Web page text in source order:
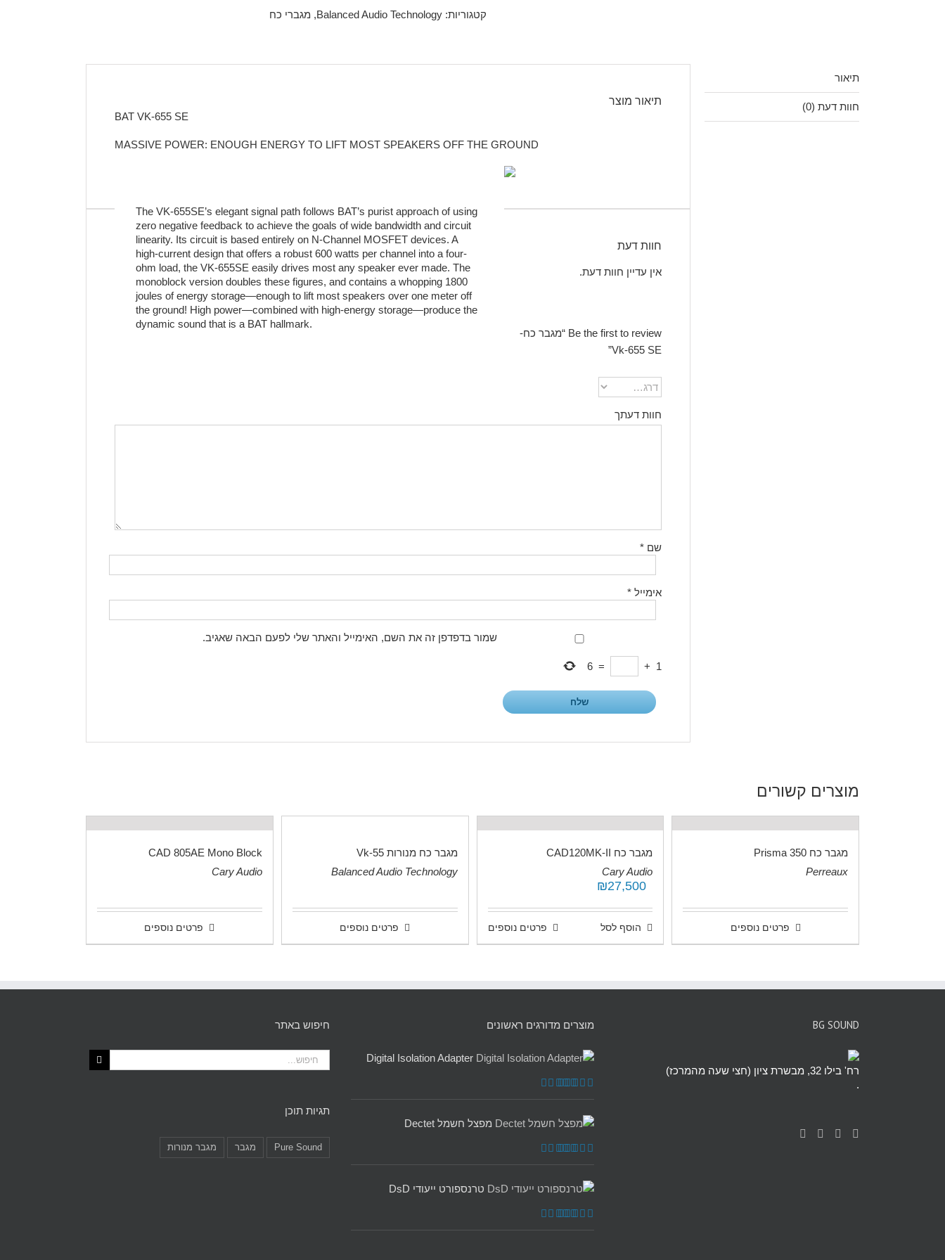
קטגוריות: Balanced Audio Technology
, מגברי כח
תיאור
חוות דעת (0)
תיאור מוצר
BAT VK-655 SE
MASSIVE POWER: ENOUGH ENERGY TO LIFT MOST SPEAKERS OFF THE GROUND
The VK-655SE’s elegant signal path follows BAT’s purist approach of using
zero negative feedback to achieve the goals of wide bandwidth and circuit
linearity. Its circuit is based entirely on N-Channel MOSFET devices. A
high-current design that offers a robust 600 watts per channel into a four-
ohm load, the VK-655SE easily drives most any speaker ever made. The
monoblock version doubles these figures, and contains a whopping 1800
joules of energy storage—enough to lift most speakers over one meter off
the ground! High power—combined with high-energy storage—produce the
dynamic sound that is a BAT hallmark.
חוות דעת
אין עדיין חוות דעת.
Be the first to review “מגבר כח-
Vk-655 SE”
חוות דעתך
שם *
אימייל *
שמור בדפדפן זה את השם, האימייל והאתר שלי לפעם הבאה שאגיב.
1
+
=
6
מוצרים קשורים
מגבר כח Prisma 350
Perreaux
פרטים נוספים
מגבר כח CAD120MK-II
Cary Audio
₪27,500
הוסף לסל פרטים נוספים
מגבר כח מנורות Vk-55
Balanced Audio Technology
פרטים נוספים
CAD 805AE Mono Block
Cary Audio
פרטים נוספים
BG SOUND
רח' בילו 32, מבשרת ציון (חצי שעה מהמרכז)
.
מוצרים מדורגים ראשונים
Digital Isolation Adapter
דורג5.00
מפצל חשמל Dectet
דורג5.00
טרנספורט ייעודי DsD
דורג5.00
חיפוש באתר
תגיות תוכן
Pure Sound מגבר מגבר מנורות